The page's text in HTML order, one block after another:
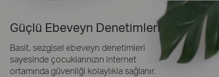
Güçlü Ebeveyn Denetimleri
Basit, sezgisel ebeveyn denetimleri
sayesinde çocuklarınızın internet
ortamında güvenliği kolaylıkla sağlanır.